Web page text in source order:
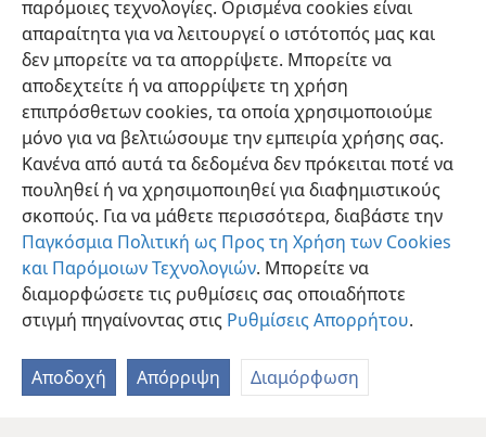
παρόμοιες τεχνολογίες. Ορισμένα cookies είναι
απαραίτητα για να λειτουργεί ο ιστότοπός μας και
δεν μπορείτε να τα απορρίψετε. Μπορείτε να
αποδεχτείτε ή να απορρίψετε τη χρήση
επιπρόσθετων cookies, τα οποία χρησιμοποιούμε
μόνο για να βελτιώσουμε την εμπειρία χρήσης σας.
Κανένα από αυτά τα δεδομένα δεν πρόκειται ποτέ να
πουληθεί ή να χρησιμοποιηθεί για διαφημιστικούς
σκοπούς. Για να μάθετε περισσότερα, διαβάστε την
Παγκόσμια Πολιτική ως Προς τη Χρήση των Cookies
και Παρόμοιων Τεχνολογιών. Μπορείτε να
διαμορφώσετε τις ρυθμίσεις σας οποιαδήποτε
στιγμή πηγαίνοντας στις Ρυθμίσεις Απορρήτου.
Αποδοχή Απόρριψη Διαμόρφωση
ανταμοιβή του».+
Ελληνική Κοινή Χρήση Προτιμήσεις
Copyright© 2026 Watch Tower Bible and Tract Society of Pennsylvania
Όροι Χρήσης Πολιτική Απορρήτου
Ρυθμίσεις Απορρήτου
JW.ORG
Σύνδεση